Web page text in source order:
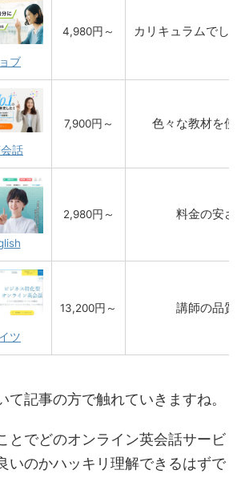
ブ
4,980円～ カリキュラムでし
話
7,900円～ 色々な教材を使
2,980円～ 料金の安さ
ツ
13,200円～ 講師の品質
て記事の方で触れていきますね。
とでどのオンライン英会話サービ
いのかハッキリ理解できるはずで